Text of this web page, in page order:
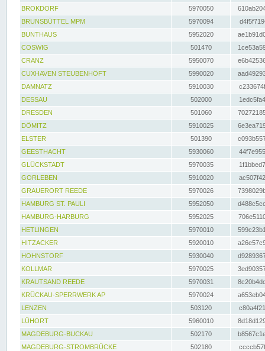
BROKDORF
5970050
BRUNSBÜTTEL MPM
5970094
BUNTHAUS
5952020
COSWIG
501470
CRANZ
5950070
CUXHAVEN STEUBENHÖFT
5990020
DAMNATZ
5910030
DESSAU
502000
DRESDEN
501060
DÖMITZ
5910025
ELSTER
501390
GEESTHACHT
5930060
GLÜCKSTADT
5970035
GORLEBEN
5910020
GRAUERORT REEDE
5970026
HAMBURG ST. PAULI
5952050
HAMBURG-HARBURG
5952025
HETLINGEN
5970010
HITZACKER
5920010
HOHNSTORF
5930040
KOLLMAR
5970025
KRAUTSAND REEDE
5970031
KRÜCKAU-SPERRWERK AP
5970024
LENZEN
503120
LÜHORT
5960010
MAGDEBURG-BUCKAU
502170
MAGDEBURG-STROMBRÜCKE
502180